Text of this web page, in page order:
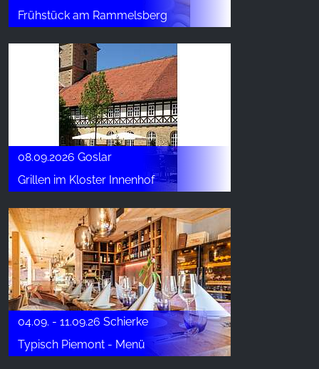
Frühstück am Rammelsberg
08.09.2026 Goslar
Grillen im Kloster Innenhof
04.09. - 11.09.26 Schierke
Typisch Piemont - Menü